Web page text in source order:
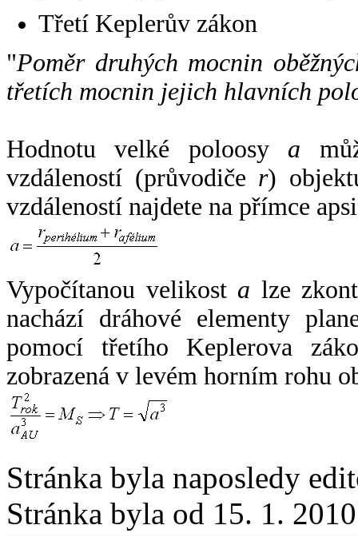
Třetí Keplerův zákon
"Poměr druhých mocnin
třetích mocnin jejich hlavních
Hodnotu velké poloosy a
vzdáleností (průvodiče r)
vzdáleností najdete na přímce
Vypočítanou velikost a lze
nachází dráhové elementy
pomocí třetího Keplerova
zobrazená v levém horním rohu
Stránka byla naposledy
Stránka byla od 15. 1.